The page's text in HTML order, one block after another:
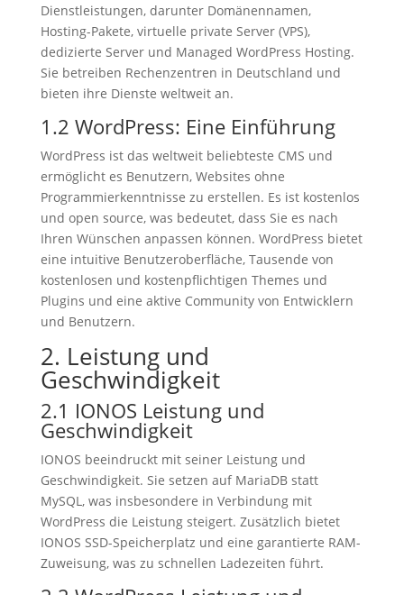
Dienstleistungen, darunter Domänennamen,
Hosting-Pakete, virtuelle private Server (VPS),
dedizierte Server und Managed WordPress Hosting.
Sie betreiben Rechenzentren in Deutschland und
bieten ihre Dienste weltweit an.
1.2 WordPress: Eine Einführung
WordPress ist das weltweit beliebteste CMS und
ermöglicht es Benutzern, Websites ohne
Programmierkenntnisse zu erstellen. Es ist kostenlos
und open source, was bedeutet, dass Sie es nach
Ihren Wünschen anpassen können. WordPress bietet
eine intuitive Benutzeroberfläche, Tausende von
kostenlosen und kostenpflichtigen Themes und
Plugins und eine aktive Community von Entwicklern
und Benutzern.
2. Leistung und
Geschwindigkeit
2.1 IONOS Leistung und
Geschwindigkeit
IONOS beeindruckt mit seiner Leistung und
Geschwindigkeit. Sie setzen auf MariaDB statt
MySQL, was insbesondere in Verbindung mit
WordPress die Leistung steigert. Zusätzlich bietet
IONOS SSD-Speicherplatz und eine garantierte RAM-
Zuweisung, was zu schnellen Ladezeiten führt.